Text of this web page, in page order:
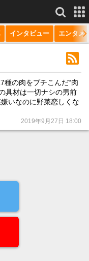
もっと見る
インタビュー エンタメ
の肉をブチこんだ“肉
具材は一切ナシの男前
いなのに野菜恋しくな
2019年9月27日 18:00